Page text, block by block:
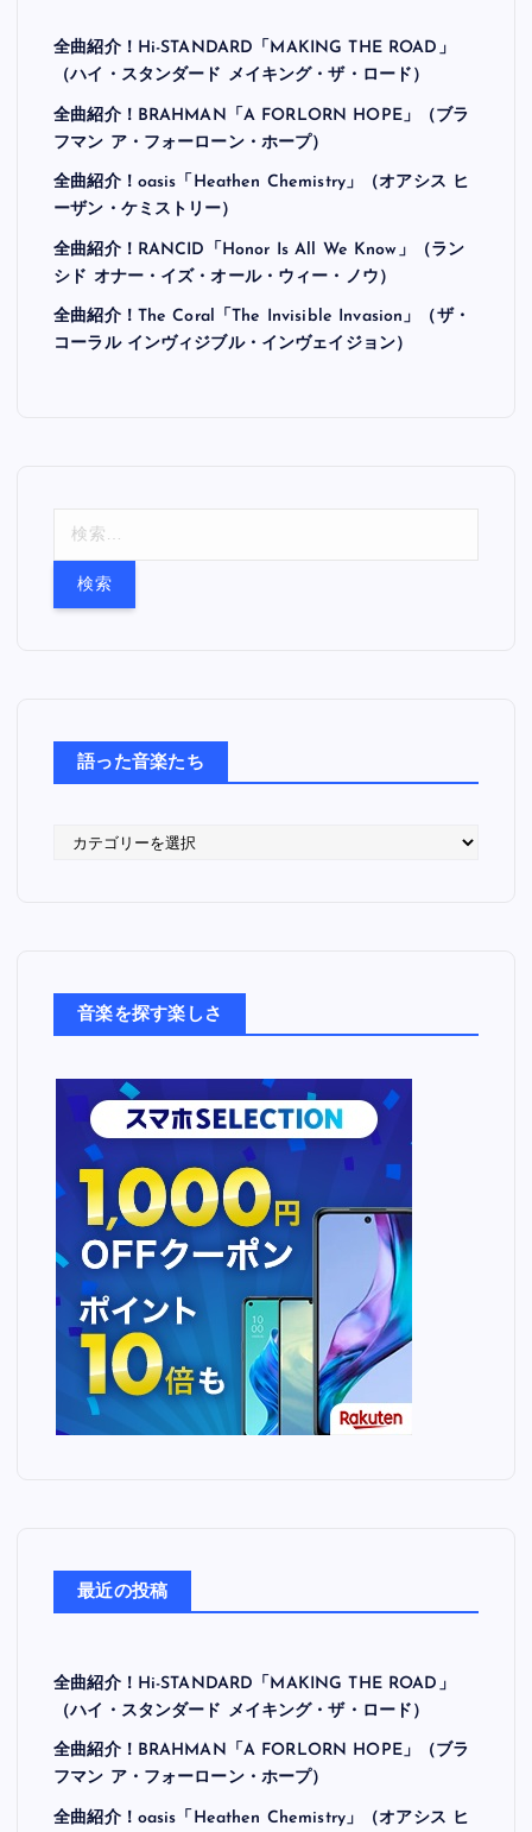
全曲紹介！Hi-STANDARD「MAKING THE ROAD」
（ハイ・スタンダード メイキング・ザ・ロード）
全曲紹介！BRAHMAN「A FORLORN HOPE」（ブラ
フマン ア・フォーローン・ホープ）
全曲紹介！oasis「Heathen Chemistry」（オアシス ヒ
ーザン・ケミストリー）
全曲紹介！RANCID「Honor Is All We Know」（ラン
シド オナー・イズ・オール・ウィー・ノウ）
全曲紹介！The Coral「The Invisible Invasion」（ザ・
コーラル インヴィジブル・インヴェイジョン）
語った音楽たち
音楽を探す楽しさ
最近の投稿
全曲紹介！Hi-STANDARD「MAKING THE ROAD」
（ハイ・スタンダード メイキング・ザ・ロード）
全曲紹介！BRAHMAN「A FORLORN HOPE」（ブラ
フマン ア・フォーローン・ホープ）
全曲紹介！oasis「Heathen Chemistry」（オアシス ヒ